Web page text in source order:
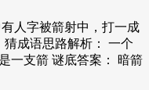
人字被箭射中，打一成
成语思路解析： 一个
一支箭 谜底答案： 暗箭